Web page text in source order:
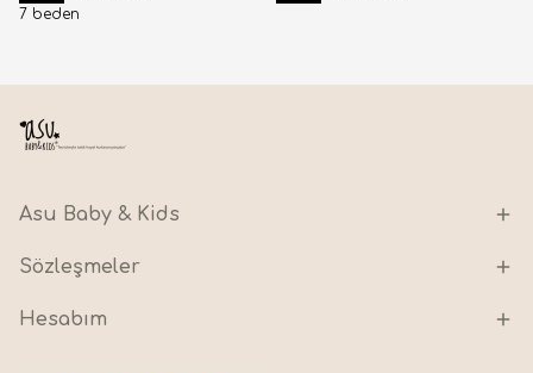
7 beden
Asu Baby & Kids
Sözleşmeler
Hesabım